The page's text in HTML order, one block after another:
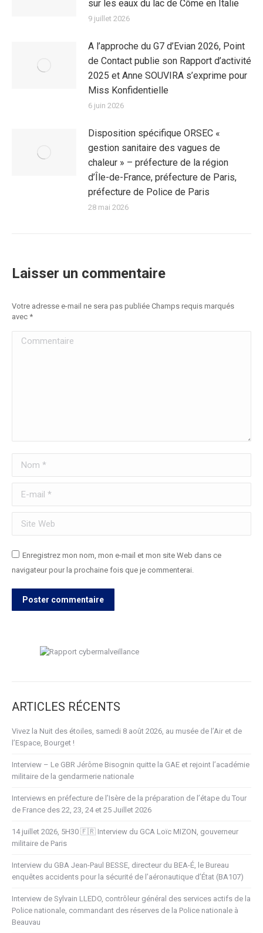
sur les eaux du lac de Côme en Italie
9 juillet 2026
A l’approche du G7 d’Evian 2026, Point
de Contact publie son Rapport d’activité
2025 et Anne SOUVIRA s’exprime pour
Miss Konfidentielle
6 juin 2026
Disposition spécifique ORSEC «
gestion sanitaire des vagues de
chaleur » – préfecture de la région
d’Île-de-France, préfecture de Paris,
préfecture de Police de Paris
28 mai 2026
Laisser un commentaire
Votre adresse e-mail ne sera pas publiée Champs requis marqués
avec *
Commentaire
Nom *
E-mail *
Site Web
Enregistrez mon nom, mon e-mail et mon site Web dans ce
navigateur pour la prochaine fois que je commenterai.
Poster commentaire
ARTICLES RÉCENTS
Vivez la Nuit des étoiles, samedi 8 août 2026, au musée de l’Air et de
l’Espace, Bourget !
Interview – Le GBR Jérôme Bisognin quitte la GAE et rejoint l’académie
militaire de la gendarmerie nationale
Interviews en préfecture de l’Isère de la préparation de l’étape du Tour
de France des 22, 23, 24 et 25 Juillet 2026
14 juillet 2026, 5H30 🇫🇷 Interview du GCA Loïc MIZON, gouverneur
militaire de Paris
Interview du GBA Jean-Paul BESSE, directeur du BEA-É, le Bureau
enquêtes accidents pour la sécurité de l’aéronautique d’État (BA107)
Interview de Sylvain LLEDO, contrôleur général des services actifs de la
Police nationale, commandant des réserves de la Police nationale à
Beauvau